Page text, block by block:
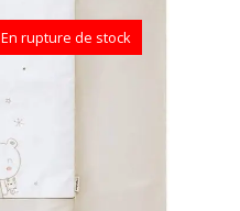
En rupture de stock